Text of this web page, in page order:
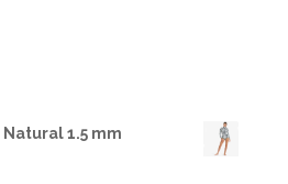
Natural 1.5 mm